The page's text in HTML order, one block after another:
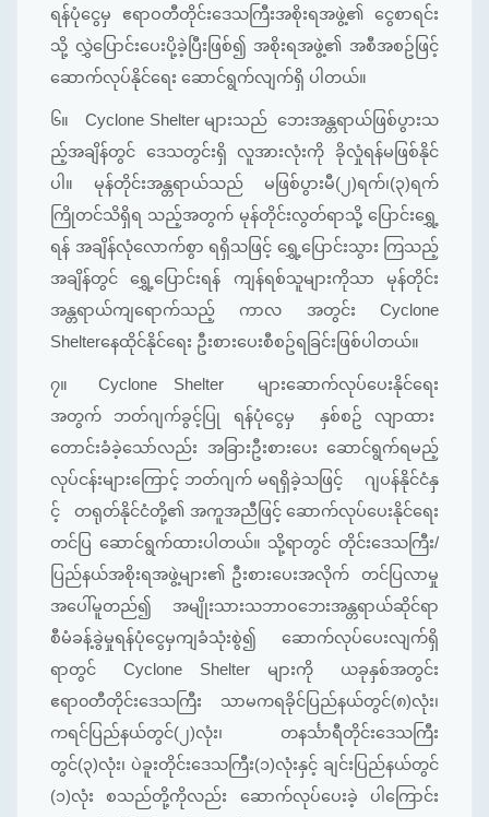
ရန်ပုံငွေမှ ဧရာဝတီတိုင်းဒေသကြီးအစိုးရအဖွဲ့၏ ငွေစာရင်း
သို့ လွှဲပြောင်းပေးပို့ခဲ့ပြီးဖြစ်၍ အစိုးရအဖွဲ့၏ အစီအစဥ်ဖြင့်
ဆောက်လုပ်နိုင်ရေး ဆောင်ရွက်လျက်ရှိ ပါတယ်။
၆။
Cyclone Shelter များသည် ဘေးအန္တရာယ်ဖြစ်ပွားသ
ည့်အချိန်တွင် ဒေသတွင်းရှိ လူအားလုံးကို ခိုလှုံရန်မဖြစ်နိုင်
ပါ။ မုန်တိုင်းအန္တရာယ်သည် မဖြစ်ပွားမီ(၂)ရက်၊(၃)ရက်
ကြိုတင်သိရှိရ သည့်အတွက် မုန်တိုင်းလွတ်ရာသို့ ပြောင်းရွှေ့
ရန် အချိန်လုံလောက်စွာ ရရှိသဖြင့် ရွှေ့ပြောင်းသွား ကြသည့်
အချိန်တွင် ရွှေ့ပြောင်းရန် ကျန်ရစ်သူများကိုသာ မုန်တိုင်း
အန္တရာယ်ကျရောက်သည့် ကာလ အတွင်း Cyclone
Shelterနေထိုင်နိုင်ရေး ဦးစားပေးစီစဥ်ရခြင်းဖြစ်ပါတယ်။
၇။
Cyclone Shelter များဆောက်လုပ်ပေးနိုင်ရေး
အတွက် ဘတ်ဂျက်ခွင့်ပြု ရန်ပုံငွေမှ နှစ်စဥ် လျာထား
တောင်းခံခဲ့သော်လည်း အခြားဦးစားပေး ဆောင်ရွက်ရမည့်
လုပ်ငန်းများကြောင့် ဘတ်ဂျက် မရရှိခဲ့သဖြင့် ဂျပန်နိုင်ငံနှ
င့် တရုတ်နိုင်ငံတို့၏ အကူအညီဖြင့် ဆောက်လုပ်ပေးနိုင်ရေး
တင်ပြ ဆောင်ရွက်ထားပါတယ်။ သို့ရာတွင် တိုင်းဒေသကြီး/
ပြည်နယ်အစိုးရအဖွဲ့များ၏ ဦးစားပေးအလိုက် တင်ပြလာမှု
အပေါ်မူတည်၍ အမျိုးသားသဘာဝဘေးအန္တရာယ်ဆိုင်ရာ
စီမံခန့်ခွဲမှုရန်ပုံငွေမှကျခံသုံးစွဲ၍ ဆောက်လုပ်ပေးလျက်ရှိ
ရာတွင် Cyclone Shelter များကို ယခုနှစ်အတွင်း
ဧရာ၀တီတိုင်းဒေသကြီး သာမကရခိုင်ပြည်နယ်တွင်(၈)လုံး၊
ကရင်ပြည်နယ်တွင်(၂)လုံး၊ တနင်္သာရီတိုင်းဒေသကြီး
တွင်(၃)လုံး၊ ပဲခူးတိုင်းဒေသကြီး(၁)လုံးနှင့် ချင်းပြည်နယ်တွင်
(၁)လုံး စသည်တို့ကိုလည်း ဆောက်လုပ်ပေးခဲ့ ပါကြောင်း